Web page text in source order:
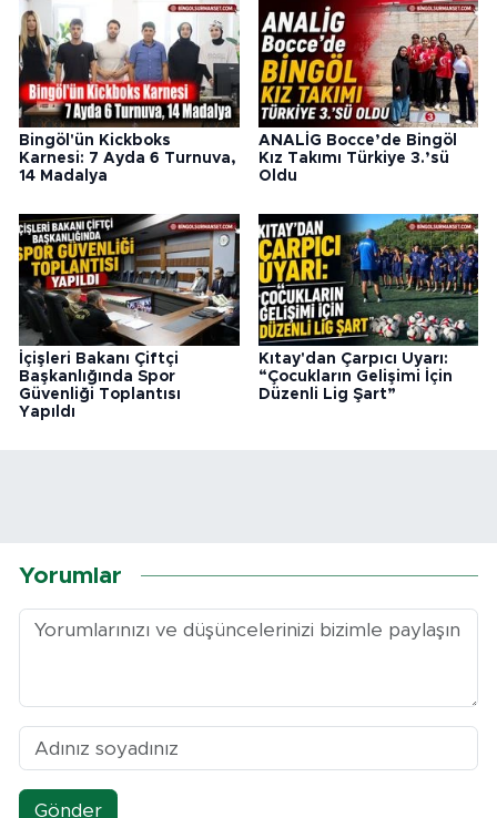
Bingöl'ün Kickboks
Karnesi: 7 Ayda 6 Turnuva,
14 Madalya
ANALİG Bocce’de Bingöl
Kız Takımı Türkiye 3.’sü
Oldu
İçişleri Bakanı Çiftçi
Başkanlığında Spor
Güvenliği Toplantısı
Yapıldı
Kıtay'dan Çarpıcı Uyarı:
“Çocukların Gelişimi İçin
Düzenli Lig Şart”
Yorumlar
Gönder